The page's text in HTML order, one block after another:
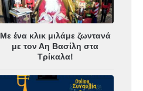
Με ένα κλικ μιλάμε ζωντανά
με τον Αη Βασίλη στα
Τρίκαλα!